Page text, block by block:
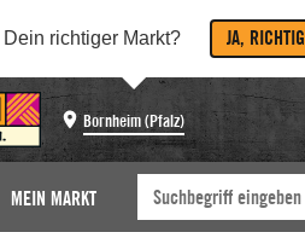
Dein richtiger Markt? JA, RICHTIG
Bornheim (Pfalz)
MEIN MARKT